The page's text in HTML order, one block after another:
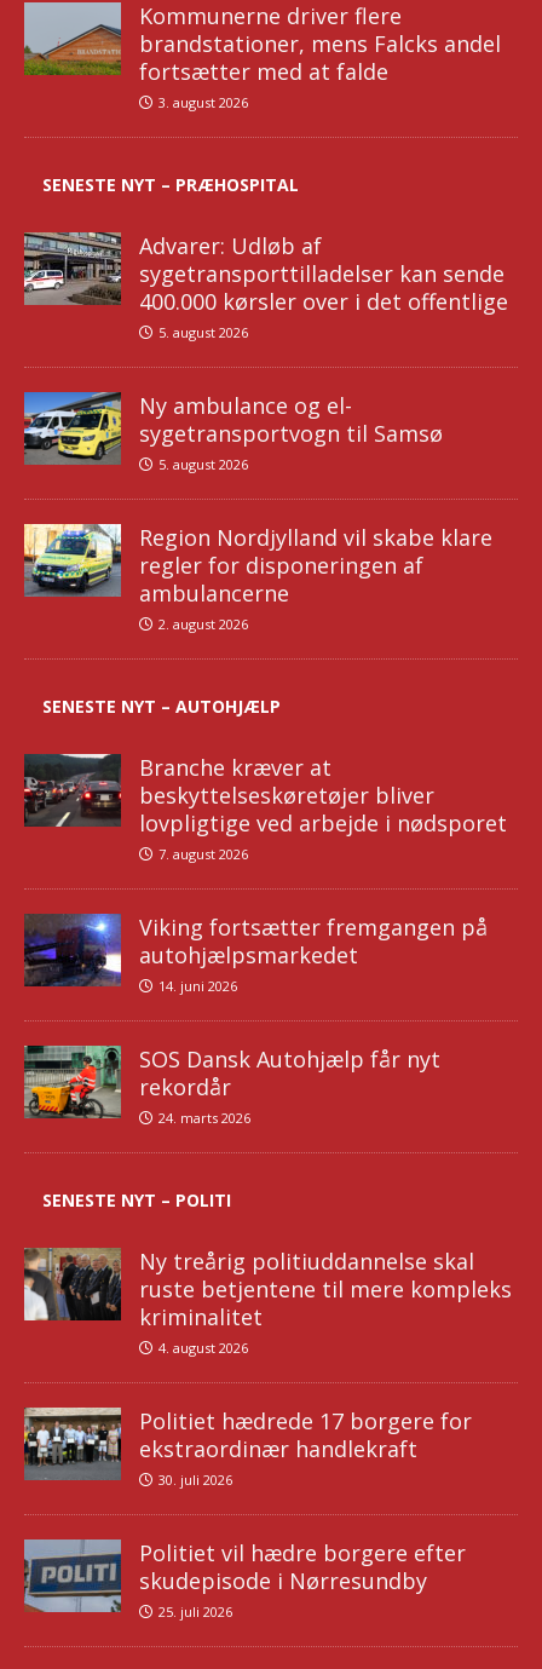
Kommunerne driver flere
brandstationer, mens Falcks andel
fortsætter med at falde
3. august 2026
SENESTE NYT – PRÆHOSPITAL
Advarer: Udløb af
sygetransporttilladelser kan sende
400.000 kørsler over i det offentlige
5. august 2026
Ny ambulance og el-
sygetransportvogn til Samsø
5. august 2026
Region Nordjylland vil skabe klare
regler for disponeringen af
ambulancerne
2. august 2026
SENESTE NYT – AUTOHJÆLP
Branche kræver at
beskyttelseskøretøjer bliver
lovpligtige ved arbejde i nødsporet
7. august 2026
Viking fortsætter fremgangen på
autohjælpsmarkedet
14. juni 2026
SOS Dansk Autohjælp får nyt
rekordår
24. marts 2026
SENESTE NYT – POLITI
Ny treårig politiuddannelse skal
ruste betjentene til mere kompleks
kriminalitet
4. august 2026
Politiet hædrede 17 borgere for
ekstraordinær handlekraft
30. juli 2026
Politiet vil hædre borgere efter
skudepisode i Nørresundby
25. juli 2026